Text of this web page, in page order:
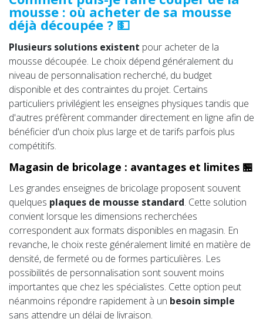
mousse : où acheter de sa mousse
déjà découpée ? 💵
Plusieurs solutions existent pour acheter de la
mousse découpée. Le choix dépend généralement du
niveau de personnalisation recherché, du budget
disponible et des contraintes du projet. Certains
particuliers privilégient les enseignes physiques tandis que
d'autres préfèrent commander directement en ligne afin de
bénéficier d'un choix plus large et de tarifs parfois plus
compétitifs.
Magasin de bricolage : avantages et limites 🏪
Les grandes enseignes de bricolage proposent souvent
quelques plaques de mousse standard. Cette solution
convient lorsque les dimensions recherchées
correspondent aux formats disponibles en magasin. En
revanche, le choix reste généralement limité en matière de
densité, de fermeté ou de formes particulières. Les
possibilités de personnalisation sont souvent moins
importantes que chez les spécialistes. Cette option peut
néanmoins répondre rapidement à un besoin simple
sans attendre un délai de livraison.